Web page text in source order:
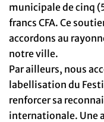
municipale de cinq
francs CFA. Ce
accordons au
notre ville.
Par ailleurs, nous
labellisation du
renforcer sa
internationale. Une